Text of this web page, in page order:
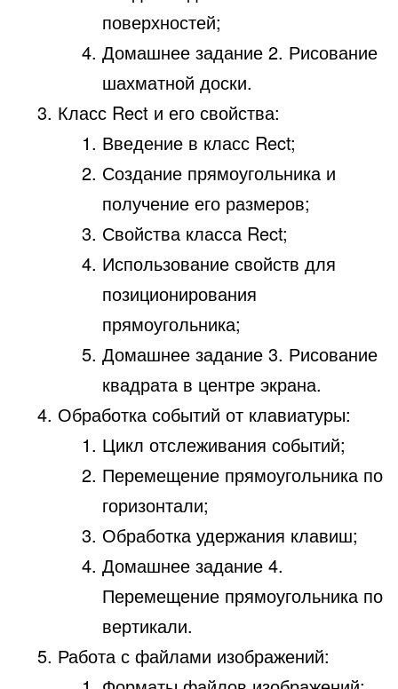
поверхностей;
Домашнее задание 2. Рисование
шахматной доски.
Класс Rect и его свойства:
Введение в класс Rect;
Создание прямоугольника и
получение его размеров;
Свойства класса Rect;
Использование свойств для
позиционирования
прямоугольника;
Домашнее задание 3. Рисование
квадрата в центре экрана.
Обработка событий от клавиатуры:
Цикл отслеживания событий;
Перемещение прямоугольника по
горизонтали;
Обработка удержания клавиш;
Домашнее задание 4.
Перемещение прямоугольника по
вертикали.
Работа с файлами изображений: